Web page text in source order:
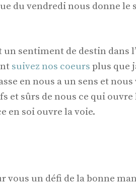
du vendredi nous donne
sentiment de destin dans
suivez nos coeurs plus que
en nous a un sens et
et sûrs de nous ce qui ouvre
en soi ouvre la voie.
vous un défi de la bonne